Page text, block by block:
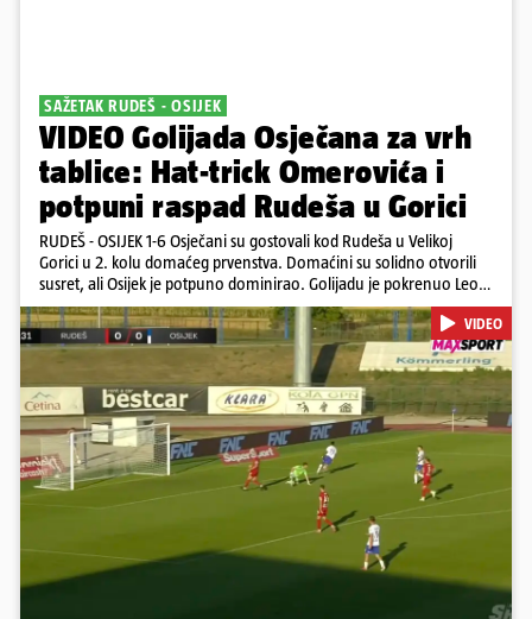
SAŽETAK RUDEŠ - OSIJEK
VIDEO Golijada Osječana za vrh
tablice: Hat-trick Omerovića i
potpuni raspad Rudeša u Gorici
RUDEŠ - OSIJEK 1-6 Osječani su gostovali kod Rudeša u Velikoj
Gorici u 2. kolu domaćeg prvenstva. Domaćini su solidno otvorili
susret, ali Osijek je potpuno dominirao. Golijadu je pokrenuo Leon
u 12. minuti, a povećao je u 24. minuti. Meksikancu su ovo bili prvi
golovi u dresu 'bijelo-plavih' Nail Omerović bio je junak u dresu
gostiju, zabio hat-trick. Mrežu golmana Rudeša tresao je u 41., 44.
minuti i 81. minuti. U dugu listu strijelaca u velikoj Gorici upisao se i
Arnel Jakupović golom u 69. minuti. Utješni gol za smanjenje
zaostatka u dresu Rudeša zabio je Ilečić u 84. minuti. Osijek je s tri
boda na prvom mjestu tablice HNL-a
Pokretanje videa...
VIDEO